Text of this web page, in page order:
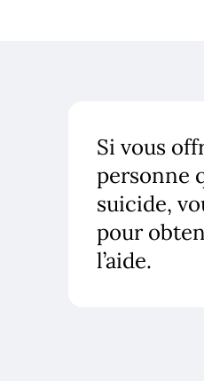
Si vous
personne
suicide,
pour
l’aide.